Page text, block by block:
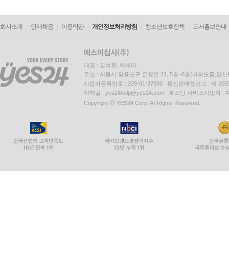
회사소개 인재채용 이용약관 개인정보처리방침 청소년보호정책 도서홍보안내
대표 : 김석환, 최세라
주소 : 서울시 영등포구 은행로 11, 5층~6층(여의도동,일신
사업자등록번호 : 229-81-37000 통신판매업신고 : 제
이메일 : yes24help@yes24.com 호스팅 서비스사업자 :
Copyright ⓒ YES24 Corp. All Rights Reserved.